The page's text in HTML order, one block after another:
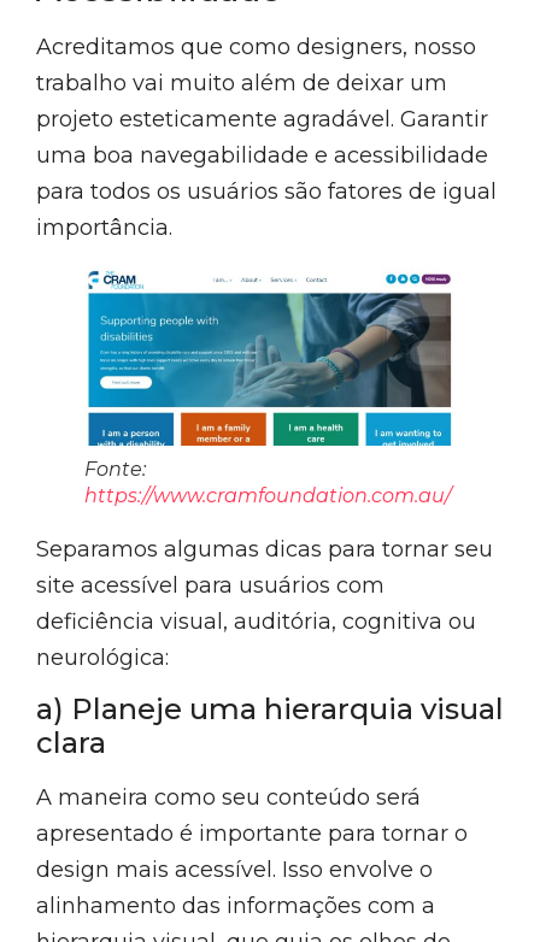
Acreditamos que como designers, nosso
trabalho vai muito além de deixar um
projeto esteticamente agradável. Garantir
uma boa navegabilidade e acessibilidade
para todos os usuários são fatores de igual
importância.
Fonte:
https://www.cramfoundation.com.au/
Separamos algumas dicas para tornar seu
site acessível para usuários com
deficiência visual, auditória, cognitiva ou
neurológica:
a) Planeje uma hierarquia visual
clara
A maneira como seu conteúdo será
apresentado é importante para tornar o
design mais acessível. Isso envolve o
alinhamento das informações com a